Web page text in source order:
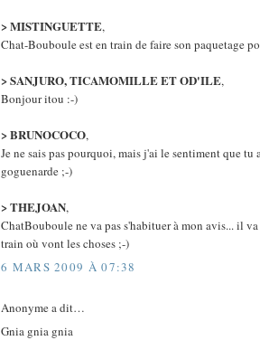
> MISTINGUETTE,
Chat-Bouboule est en train de faire son paquetage
> SANJURO, TICAMOMILLE ET OD'ILE,
Bonjour itou :-)
> BRUNOCOCO,
Je ne sais pas pourquoi, mais j'ai le sentiment que tu
goguenarde ;-)
> THEJOAN,
ChatBouboule ne va pas s'habituer à mon avis... il
train où vont les choses ;-)
6 MARS 2009 À 07:38
Anonyme a dit…
Gnia gnia gnia